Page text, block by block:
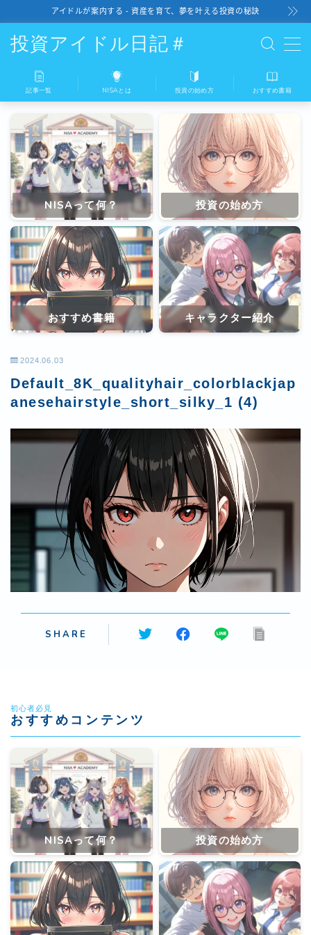
アイドルが案内する - 資産を育て、夢を叶える投資の秘訣
投資アイドル日記＃
記事一覧
NISAとは
投資の始め方
おすすめ書籍
記事一覧 NISAとは 投資の始め方 おすすめ書籍
NISAって何？ 投資の始め方
おすすめ書籍 キャラクター紹介
2024.06.03
Default_8K_qualityhair_colorblackjap
anesehairstyle_short_silky_1 (4)
SHARE
初心者必見
おすすめコンテンツ
NISAって何？ 投資の始め方